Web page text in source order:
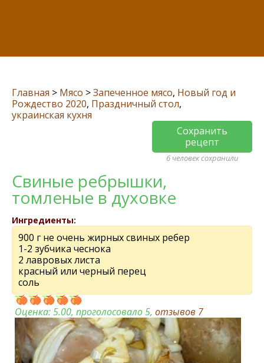
Главная > Мясо >Запеченное мясо, Новый год и
Рождество 2020, Праздничный стол,
украинская кухня
Сохранить
рецепт
6 человек сохранили
Свиные ребрышки,
томленые в духовке
Ингредиенты:
900 г не очень жирных свиных ребер
1-2 зубчика чеснока
2 лавровых листа
красный или черный перец
соль
Оценка:5.00, проголосовало 5, отзывов 7